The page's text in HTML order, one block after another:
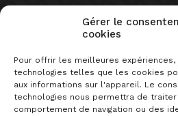
Gérer le
cookies
Pour offrir les meilleures expériences,
technologies telles que les cookies
aux informations sur l'appareil. Le
technologies nous permettra de
comportement de navigation ou des
SUR LE MÊME SUJET